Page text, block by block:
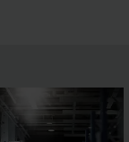
grado di
Il lavoro è
marcia e